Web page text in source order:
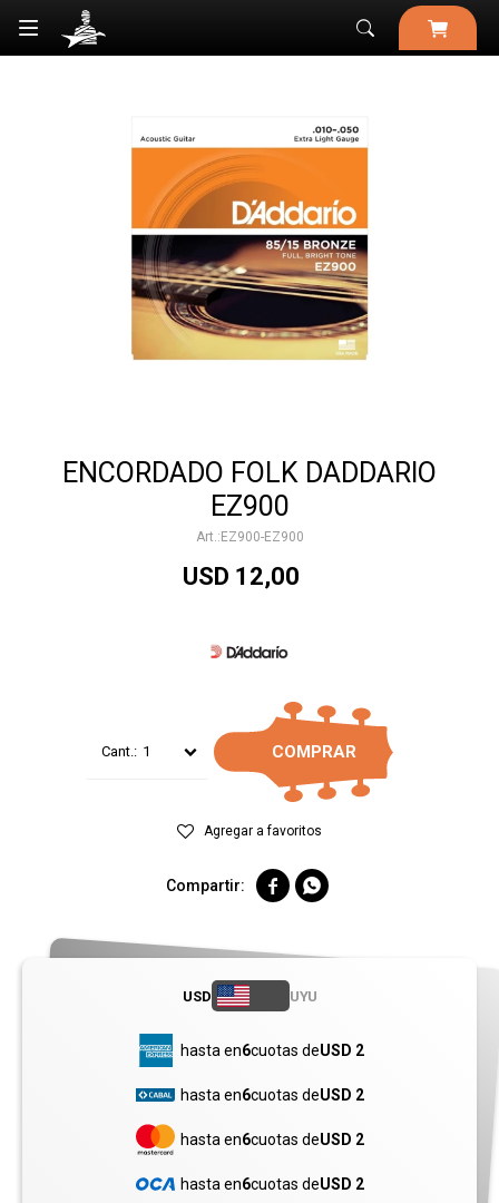

ENCORDADO FOLK DADDARIO
EZ900
EZ900-EZ900
USD 12,00
1 COMPRAR
 
USD UYU
hasta en6cuotas deUSD 2
hasta en6cuotas deUSD 2
hasta en6cuotas deUSD 2
hasta en6cuotas deUSD 2